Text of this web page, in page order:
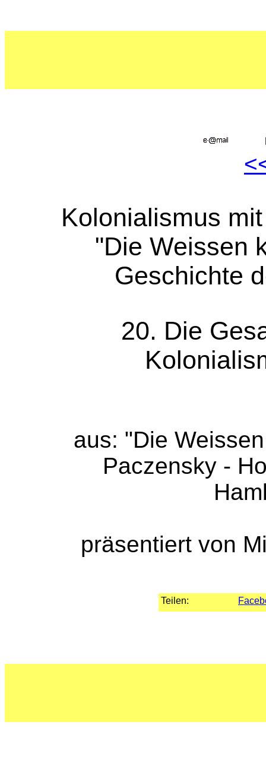
Kolonialismus
"Die Weissen
Geschichte
20. Die
aus: "Die
Paczensky -
präsentiert von
Teilen: